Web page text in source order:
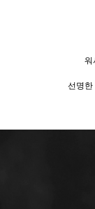
워
선명한